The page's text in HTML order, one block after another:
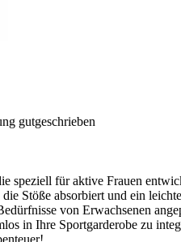
gutgeschrieben
für aktive Frauen
Stöße absorbiert und ein
von Erwachsenen
in Ihre Sportgarderobe zu